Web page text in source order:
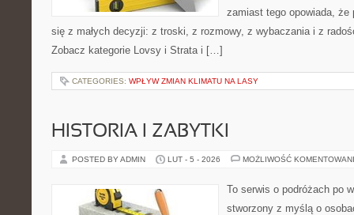
zamiast tego opowiada, że
się z małych decyzji: z troski, z rozmowy, z wybaczania i z
Zobacz kategorie Lovsy i Strata i […]
CATEGORIES: WPŁYW ZMIAN KLIMATU NA LASY
HISTORIA I ZABYTKI
POSTED BY ADMIN LUT - 5 - 2026 MOŻLIWOŚĆ
To serwis o podróżach po
stworzony z myślą o